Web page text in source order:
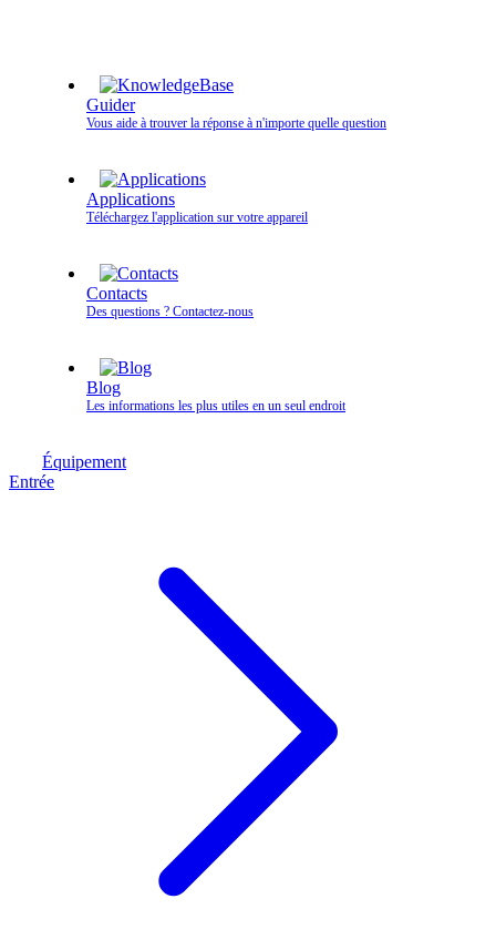
Guider
Vous aide à trouver la réponse à n'importe quelle question
Applications
Téléchargez l'application sur votre appareil
Contacts
Des questions ? Contactez‑nous
Blog
Les informations les plus utiles en un seul endroit
Équipement
Entrée